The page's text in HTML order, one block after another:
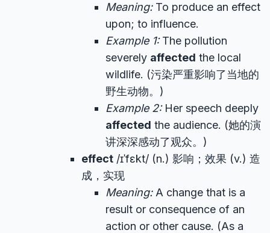
Meaning:To produce an effect
upon; to influence.
Example 1:The pollution
severely affected the local
wildlife. (污染严重影响了当地的
野生动物。)
Example 2:Her speech deeply
affected the audience. (她的演
讲深深感动了观众。)
effect /ɪˈfɛkt/ (n.) 影响；效果 (v.) 造
成，实现
Meaning:A change that is a
result or consequence of an
action or other cause. (As a